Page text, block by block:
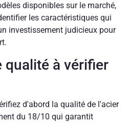
disponibles sur le marché,
les caractéristiques qui
investissement judicieux pour
qualité à vérifier
d'abord la qualité de l'acier
du 18/10 qui garantit